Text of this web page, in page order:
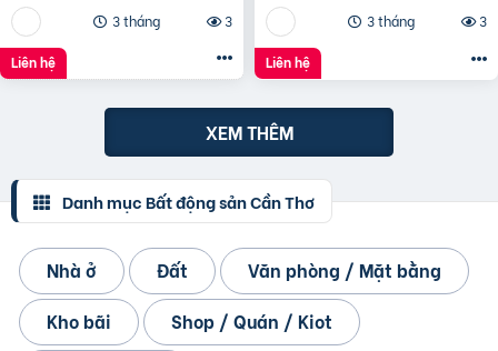
3 tháng
3
Liên hệ
3 tháng
3
Liên hệ
XEM THÊM
Danh mục Bất động sản Cần Thơ
Nhà ở Đất
Văn phòng / Mặt bằng
Kho bãi
Shop / Quán / Kiot